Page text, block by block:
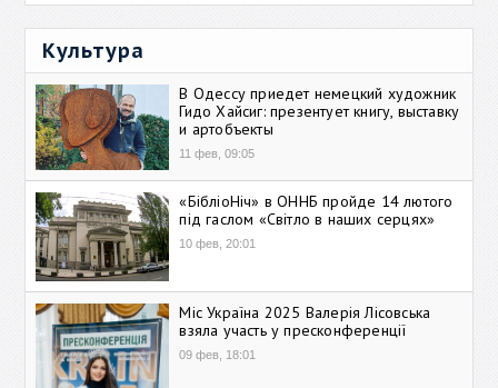
Культура
В Одессу приедет немецкий художник
Гидо Хайсиг: презентует книгу, выставку
и артобъекты
11 фев, 09:05
«БібліоНіч» в ОННБ пройде 14 лютого
під гаслом «Світло в наших серцях»
10 фев, 20:01
Міс Україна 2025 Валерія Лісовська
взяла участь у пресконференції
09 фев, 18:01